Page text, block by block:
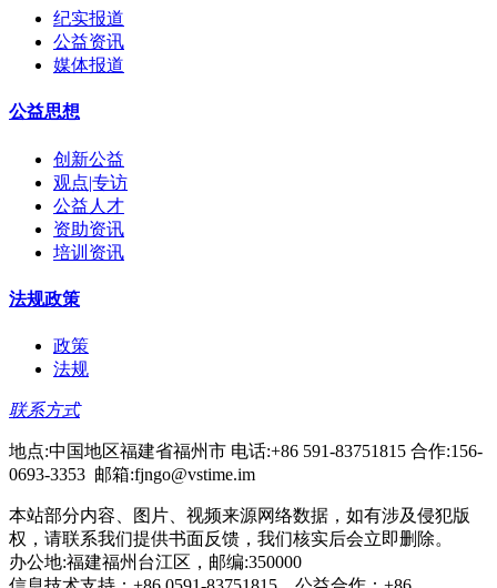
纪实报道
公益资讯
媒体报道
公益思想
创新公益
观点|专访
公益人才
资助资讯
培训资讯
法规政策
政策
法规
联系方式
地点:中国地区福建省福州市 电话:+86 591-83751815 合作:156-
0693-3353 邮箱:fjngo@vstime.im
本站部分内容、图片、视频来源网络数据，如有涉及侵犯版
权，请联系我们提供书面反馈，我们核实后会立即删除。
办公地:福建福州台江区，邮编:350000